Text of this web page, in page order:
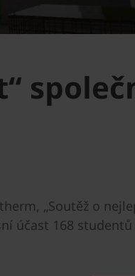
„Soutěž o
účast 168 studentů